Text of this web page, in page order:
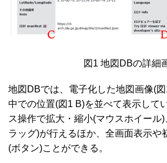
図1 地図 DBの詳細
地図 DBでは、電子化した地図画像(
中での位置(図1 B)を並べて表示して
ス操作で拡大・縮小(マウスホイール
ラッグ)が行えるほか、全画面表示や
(ボタン)ことができる。